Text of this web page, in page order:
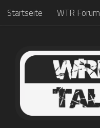
Zum Inhalt springen
Startseite WTR Forum